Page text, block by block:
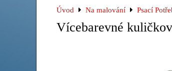
Úvod Na malování Psací
Vícebarevné